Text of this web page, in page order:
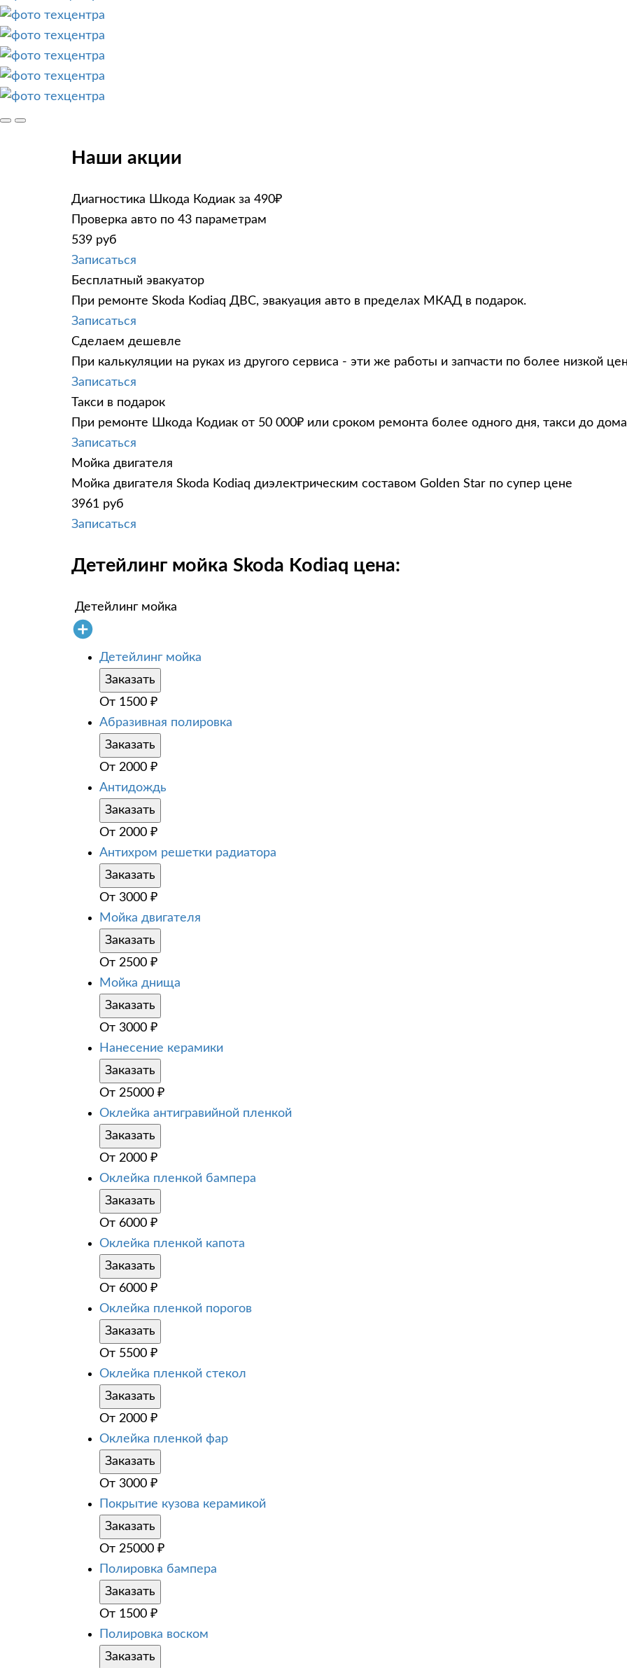
Наши акции
Диагностика Шкода Кодиак за 490₽
Проверка авто по 43 параметрам
539 руб
Записаться
Бесплатный эвакуатор
При ремонте Skoda Kodiaq ДВС, эвакуация авто в пределах МКАД в подарок.
Записаться
Сделаем дешевле
При калькуляции на руках из другого сервиса - эти же работы и запчасти по более низкой
Записаться
Такси в подарок
При ремонте Шкода Кодиак от 50 000₽ или сроком ремонта более одного дня, такси до
Записаться
Мойка двигателя
Мойка двигателя Skoda Kodiaq диэлектрическим составом Golden Star по супер цене
3961 руб
Записаться
Детейлинг мойка Skoda Kodiaq цена:
Детейлинг мойка
Детейлинг мойка
Заказать
От 1500 ₽
Абразивная полировка
Заказать
От 2000 ₽
Антидождь
Заказать
От 2000 ₽
Антихром решетки радиатора
Заказать
От 3000 ₽
Мойка двигателя
Заказать
От 2500 ₽
Мойка днища
Заказать
От 3000 ₽
Нанесение керамики
Заказать
От 25000 ₽
Оклейка антигравийной пленкой
Заказать
От 2000 ₽
Оклейка пленкой бампера
Заказать
От 6000 ₽
Оклейка пленкой капота
Заказать
От 6000 ₽
Оклейка пленкой порогов
Заказать
От 5500 ₽
Оклейка пленкой стекол
Заказать
От 2000 ₽
Оклейка пленкой фар
Заказать
От 3000 ₽
Покрытие кузова керамикой
Заказать
От 25000 ₽
Полировка бампера
Заказать
От 1500 ₽
Полировка воском
Заказать